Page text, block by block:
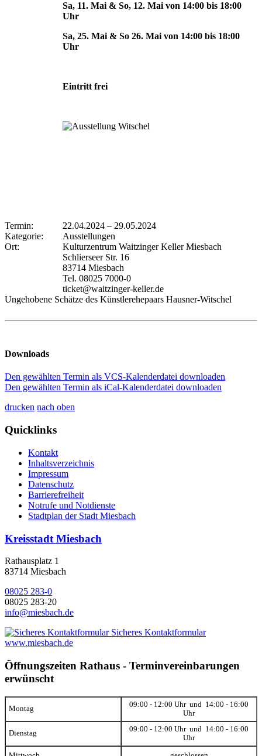
Sa, 11. Mai & So, 12. Mai von 14:00 bis 18:00
Uhr
Sa, 25. Mai & So 26. Mai von 14:00 bis 18:00
Uhr
Eintritt frei
Termin: 22.04.2024 – 29.05.2024
Kategorie:
Ausstellungen
Ort:
Kulturzentrum Waitzinger Keller Miesbach
Schlierseer Str. 16
83714 Miesbach
Tel. 08025 7000-0
ticket@waitzinger-keller.de
Ungehobene Schätze des Künstlerehepaars Hausner-Witschel
Downloads
Den gewählten Termin als VCS-Kalenderdatei downloaden
Den gewählten Termin als iCal-Kalenderdatei downloaden
drucken nach oben
Quicklinks
Kontakt
Inhaltsverzeichnis
Impressum
Datenschutz
Barrierefreiheit
Notrufe und Notdienste
Stadtplan der Stadt Miesbach
Kreisstadt Miesbach
Rathausplatz 1
83714 Miesbach
08025 283-0
08025 283-20
info@miesbach.de
Sicheres Kontaktformular
www.miesbach.de
Öffnungszeiten Rathaus - Terminvereinbarungen
erwünscht
Montag
09:00 - 12:00 Uhr und 14:00 - 16:00
Uhr
Dienstag
09:00 - 12:00 Uhr und 14:00 - 16:00
Uhr